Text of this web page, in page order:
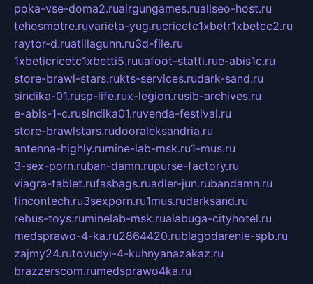
poka-vse-doma2.ruairgungames.ruallseo-host.ru
tehosmotre.ruvarieta-yug.rucricetc1xbetr1xbetcc2.ru
raytor-d.ruatillagunn.ru3d-file.ru
1xbeticricetc1xbetti5.ruuafoot-statti.rue-abis1c.ru
store-brawl-stars.rukts-services.rudark-sand.ru
sindika-01.rusp-life.rux-legion.rusib-archives.ru
e-abis-1-c.rusindika01.ruvenda-festival.ru
store-brawlstars.rudooraleksandria.ru
antenna-highly.rumine-lab-msk.ru1-mus.ru
3-sex-porn.ruban-damn.rupurse-factory.ru
viagra-tablet.rufasbags.ruadler-jun.rubandamn.ru
fincontech.ru3sexporn.ru1mus.rudarksand.ru
rebus-toys.ruminelab-msk.rualabuga-cityhotel.ru
medsprawo-4-ka.ru2864420.rublagodarenie-spb.ru
zajmy24.rutovudyi-4-kuhnyanazakaz.ru
brazzerscom.rumedsprawo4ka.ru